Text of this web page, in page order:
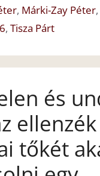
, Márki-Zay Péter,
, Tisza Párt
és
ellenzék
tőkét